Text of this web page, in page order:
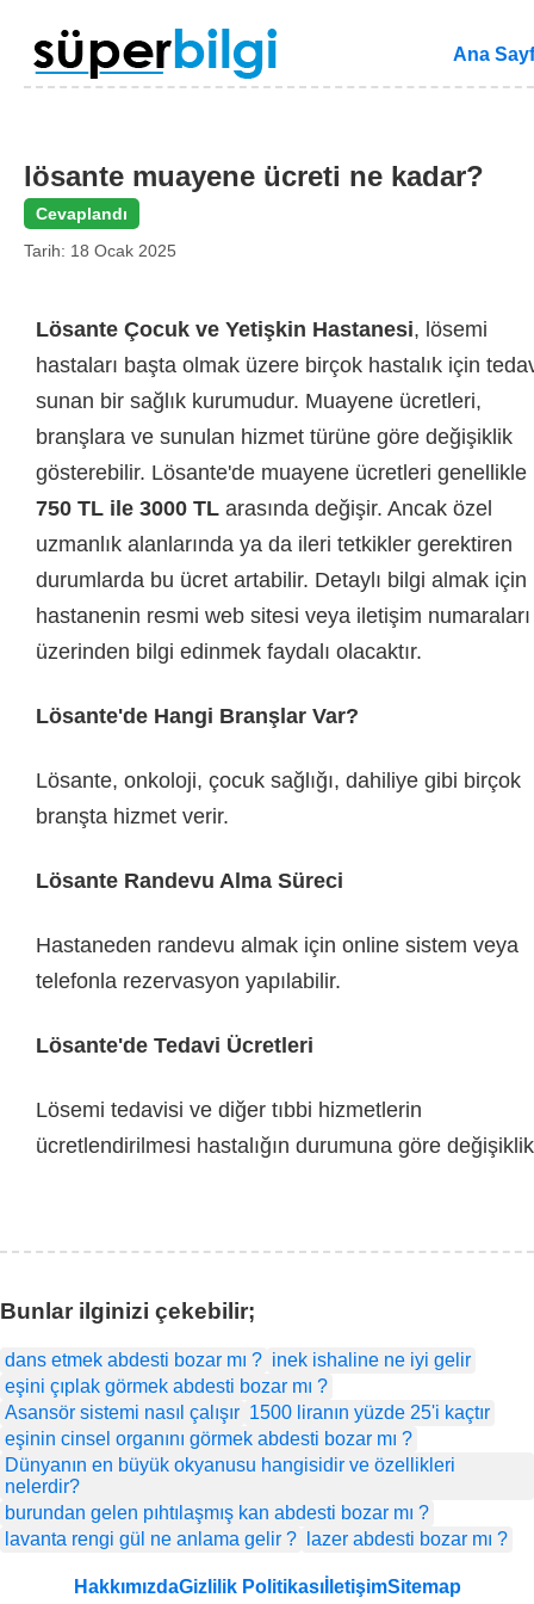
Ana
lösante muayene ücreti ne kadar​?
Cevaplandı
Tarih: 18 Ocak 2025
Lösante Çocuk ve Yetişkin Hastanesi, lösemi
hastaları başta olmak üzere birçok hastalık için
sunan bir sağlık kurumudur. Muayene ücretleri,
branşlara ve sunulan hizmet türüne göre değişiklik
gösterebilir. Lösante'de muayene ücretleri genellikle
750 TL ile 3000 TL arasında değişir. Ancak özel
uzmanlık alanlarında ya da ileri tetkikler gerektiren
durumlarda bu ücret artabilir. Detaylı bilgi almak için
hastanenin resmi web sitesi veya iletişim numaraları
üzerinden bilgi edinmek faydalı olacaktır.
Lösante'de Hangi Branşlar Var?
Lösante, onkoloji, çocuk sağlığı, dahiliye gibi birçok
branşta hizmet verir.
Lösante Randevu Alma Süreci
Hastaneden randevu almak için online sistem veya
telefonla rezervasyon yapılabilir.
Lösante'de Tedavi Ücretleri
Lösemi tedavisi ve diğer tıbbi hizmetlerin
ücretlendirilmesi hastalığın durumuna göre değişiklik
Bunlar ilginizi çekebilir;
dans etmek abdesti bozar mı ? inek ishaline ne iyi gelir​
eşini çıplak görmek abdesti bozar mı ?
Asansör sistemi nasıl çalışır​ 1500 liranın yüzde 25'i kaçtır
eşinin cinsel organını görmek abdesti bozar mı ?
Dünyanın en büyük okyanusu hangisidir ve özellikleri
nelerdir?
burundan gelen pıhtılaşmış kan abdesti bozar mı ?
lavanta rengi gül ne anlama gelir ?
lazer abdesti bozar mı ?
HakkımızdaGizlilik PolitikasıİletişimSitemap